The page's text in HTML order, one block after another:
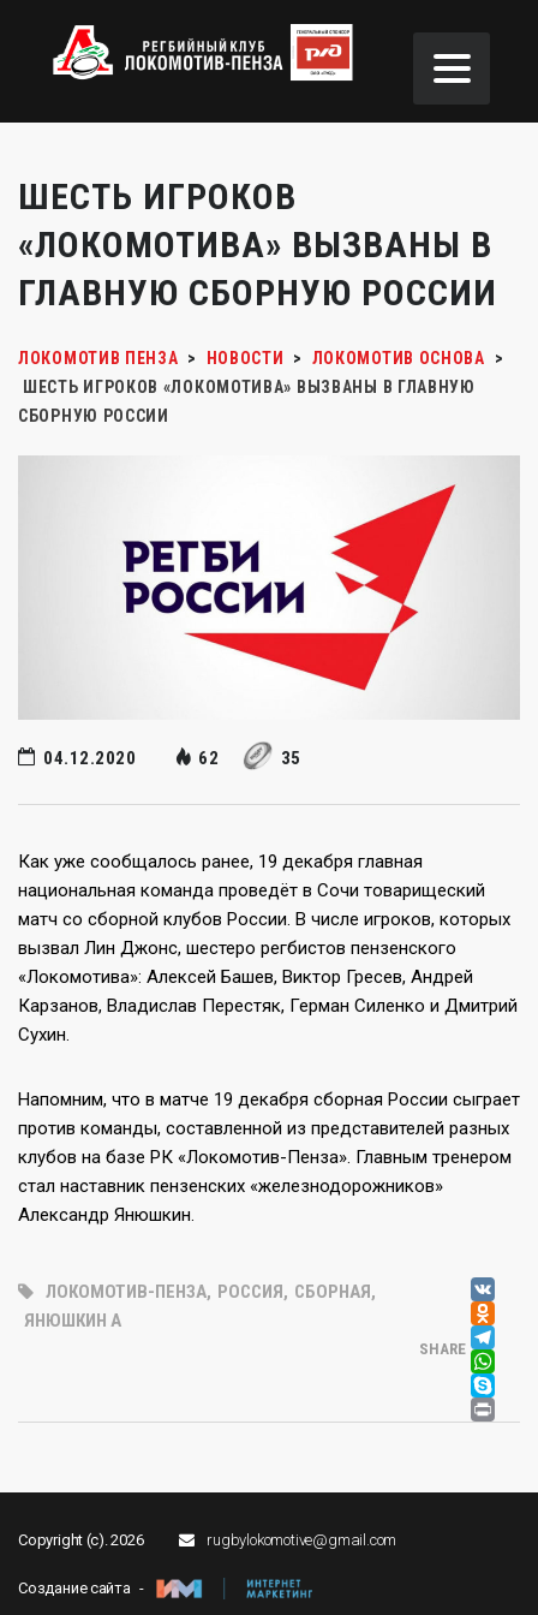
ШЕСТЬ ИГРОКОВ
«ЛОКОМОТИВА» ВЫЗВАНЫ В
ГЛАВНУЮ СБОРНУЮ РОССИИ
ЛОКОМОТИВ ПЕНЗА > НОВОСТИ > ЛОКОМОТИВ ОСНОВА
>
ШЕСТЬ ИГРОКОВ «ЛОКОМОТИВА» ВЫЗВАНЫ В ГЛАВНУЮ
СБОРНУЮ РОССИИ
04.12.2020 62 35
Как уже сообщалось ранее, 19 декабря главная
национальная команда проведёт в Сочи товарищеский
матч со сборной клубов России. В числе игроков, которых
вызвал Лин Джонс, шестеро регбистов пензенского
«Локомотива»: Алексей Башев, Виктор Гресев, Андрей
Карзанов, Владислав Перестяк, Герман Силенко и Дмитрий
Сухин.
Напомним, что в матче 19 декабря сборная России сыграет
против команды, составленной из представителей разных
клубов на базе РК «Локомотив-Пенза». Главным тренером
стал наставник пензенских «железнодорожников»
Александр Янюшкин.
ЛОКОМОТИВ-ПЕНЗА, РОССИЯ, СБОРНАЯ,
ЯНЮШКИН А
SHARE
Copyright (c). 2026 rugbylokomotive@gmail.com
Создание сайта -